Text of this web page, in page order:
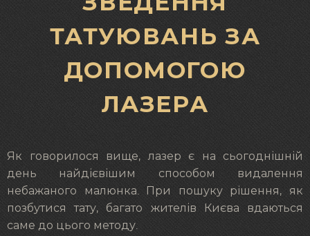
ТАТУЮВАНЬ ЗА
ДОПОМОГОЮ
ЛАЗЕРА
Як говорилося вище, лазер є на сьогоднішній
день найдієвішим способом видалення
небажаного малюнка. При пошуку рішення, як
позбутися тату, багато жителів Києва вдаються
саме до цього методу.